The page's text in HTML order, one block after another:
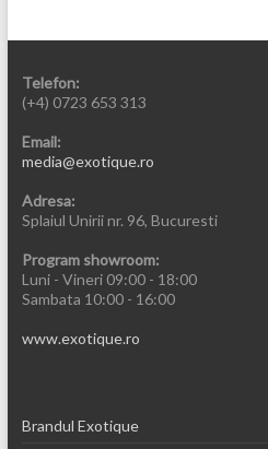
Telefon:
(+4) 0723 653 313
Email:
media@exotique.ro
Adresa:
Splaiul Unirii nr. 96, Bucuresti
Program showroom:
Luni - Vineri 09:00 - 18:00
Sambata 10:00 - 16:00
www.exotique.ro
Brandul Exotique